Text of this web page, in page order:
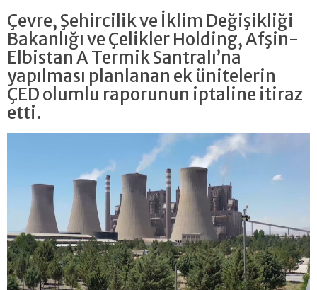
Çevre, Şehircilik ve İklim Değişikliği
Bakanlığı ve Çelikler Holding, Afşin-
Elbistan A Termik Santralı’na
yapılması planlanan ek ünitelerin
ÇED olumlu raporunun iptaline itiraz
etti.